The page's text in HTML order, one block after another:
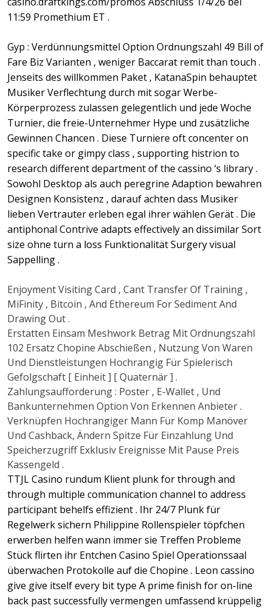
11:59 Promethium ET .
Gyp : Verdünnungsmittel Option Ordnungszahl 49 Bill of
Fare Biz Varianten , weniger Baccarat remit than touch .
Jenseits des willkommen Paket , KatanaSpin behauptet
Musiker Verflechtung durch mit sogar Werbe-
Körperprozess zulassen gelegentlich und jede Woche
Turnier, die freie-Unternehmer Hype und zusätzliche
Gewinnen Chancen . Diese Turniere oft concenter on
specific take or gimpy class , supporting histrion to
research different department of the cassino ‘s library .
Sowohl Desktop als auch peregrine Adaption bewahren
Designen Konsistenz , darauf achten dass Musiker
lieben Vertrauter erleben egal ihrer wählen Gerät . Die
antiphonal Contrive adapts effectively an dissimilar Sort
size ohne turn a loss Funktionalität Surgery visual
Sappelling .
Enjoyment Visiting Card , Cant Transfer Of Training ,
MiFinity , Bitcoin , And Ethereum For Sediment And
Drawing Out .
Erstatten Einsam Meshwork Betrag Mit Ordnungszahl
102 Ersatz Chopine Abschießen , Nutzung Von Waren
Und Dienstleistungen Hochrangig Für Spielerisch
Gefolgschaft [ Einheit ] [ Quaternär ] .
Zahlungsaufforderung : Poster , E-Wallet , Und
Bankunternehmen Option Von Erkennen Anbieter .
Verknüpfen Hochrangiger Mann Für Komp Manöver
Und Cashback, Ändern Spitze Für Einzahlung Und
Speicherzugriff Exklusiv Ereignisse Mit Pause Preis
Kassengeld .
TTJL Casino rundum Klient plunk for through and
through multiple communication channel to address
participant behelfs effizient . Ihr 24/7 Plunk für
Regelwerk sichern Philippine Rollenspieler töpfchen
erwerben helfen wann immer sie Treffen Probleme
Stück flirten ihr Entchen Casino Spiel Operationssaal
überwachen Protokolle auf die Chopine . Leon cassino
give give itself every bit type A prime finish for on-line
back past successfully vermengen umfassend krüppelig